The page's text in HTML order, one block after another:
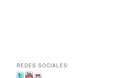
REDES SOCIALES: